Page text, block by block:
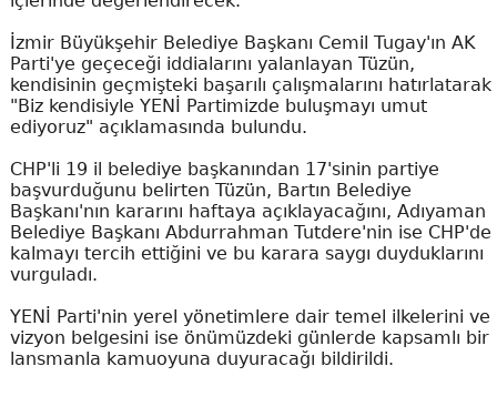
İzmir Büyükşehir Belediye Başkanı Cemil Tugay'ın AK
Parti'ye geçeceği iddialarını yalanlayan Tüzün,
kendisinin geçmişteki başarılı çalışmalarını hatırlatarak
"Biz kendisiyle YENİ Partimizde buluşmayı umut
ediyoruz" açıklamasında bulundu.
CHP'li 19 il belediye başkanından 17'sinin partiye
başvurduğunu belirten Tüzün, Bartın Belediye
Başkanı'nın kararını haftaya açıklayacağını, Adıyaman
Belediye Başkanı Abdurrahman Tutdere'nin ise CHP'de
kalmayı tercih ettiğini ve bu karara saygı duyduklarını
vurguladı.
YENİ Parti'nin yerel yönetimlere dair temel ilkelerini ve
vizyon belgesini ise önümüzdeki günlerde kapsamlı bir
lansmanla kamuoyuna duyuracağı bildirildi.